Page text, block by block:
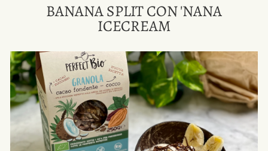
BANANA SPLIT CON 'NANA
ICECREAM